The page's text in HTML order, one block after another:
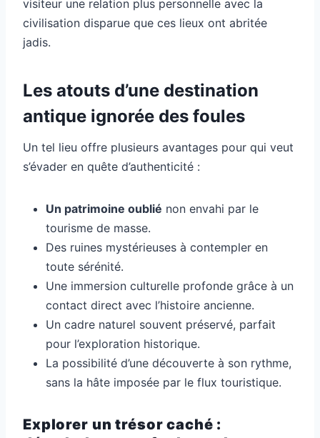
visiteur une relation plus personnelle avec la
civilisation disparue que ces lieux ont abritée
jadis.
Les atouts d’une destination
antique ignorée des foules
Un tel lieu offre plusieurs avantages pour qui veut
s’évader en quête d’authenticité :
Un patrimoine oublié non envahi par le
tourisme de masse.
Des ruines mystérieuses à contempler en
toute sérénité.
Une immersion culturelle profonde grâce à un
contact direct avec l’histoire ancienne.
Un cadre naturel souvent préservé, parfait
pour l’exploration historique.
La possibilité d’une découverte à son rythme,
sans la hâte imposée par le flux touristique.
Explorer un trésor caché :